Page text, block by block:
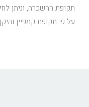
תקופת ההשכרה, וניתן
על פי תקופת קמפיין